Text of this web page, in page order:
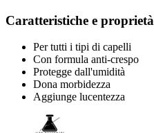
Caratteristiche e proprietà
Per tutti i tipi di capelli
Con formula anti-crespo
Protegge dall'umidità
Dona morbidezza
Aggiunge lucentezza